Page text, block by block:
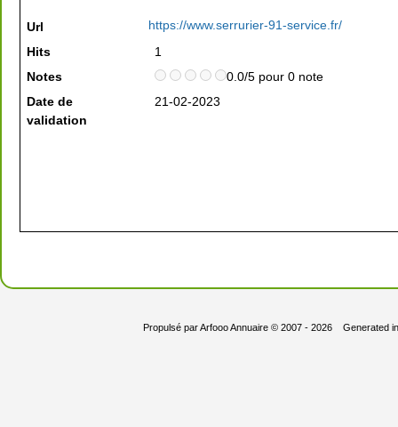
Url
https://www.serrurier-91-service.fr/
Hits
1
Notes
0.0/5 pour 0 note
Date de
validation
21-02-2023
Propulsé parArfooo Annuaire© 2007 - 2026 Generated